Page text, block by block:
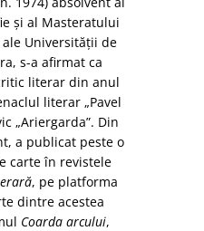
şi al Masteratului
Universităţii de
s-a afirmat ca
literar din anul
literar „Pavel
„Ariergarda”. Din
a publicat peste o
carte în revistele
, pe platforma
dintre acestea
Coarda arcului,